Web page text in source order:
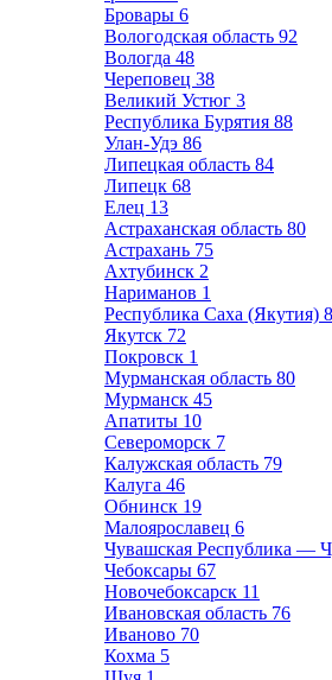
Бровары 6
Вологодская область 92
Вологда 48
Череповец 38
Великий Устюг 3
Республика Бурятия 88
Улан-Удэ 86
Липецкая область 84
Липецк 68
Елец 13
Астраханская область 80
Астрахань 75
Ахтубинск 2
Нариманов 1
Республика Саха (Якутия)
Якутск 72
Покровск 1
Мурманская область 80
Мурманск 45
Апатиты 10
Североморск 7
Калужская область 79
Калуга 46
Обнинск 19
Малоярославец 6
Чувашская Республика —
Чебоксары 67
Новочебоксарск 11
Ивановская область 76
Иваново 70
Кохма 5